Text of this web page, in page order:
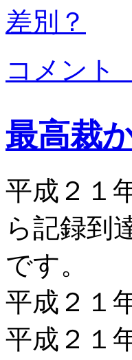
差別？
コメント
最高裁
平成２１
ら記録到
です。
平成２１
平成２１